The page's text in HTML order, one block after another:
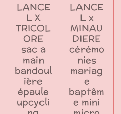
LANCE
L X
TRICOL
ORE
sac a
main
bandoul
ière
épaule
upcycli
LANCE
L x
MINAU
DIERE
cérémo
nies
mariag
e
baptêm
e mini